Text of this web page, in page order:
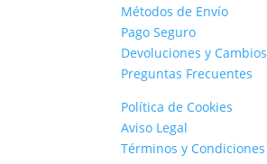
Métodos de Envío
Pago Seguro
Devoluciones y Cambios
Preguntas Frecuentes
Política de Cookies
Aviso Legal
Términos y Condiciones